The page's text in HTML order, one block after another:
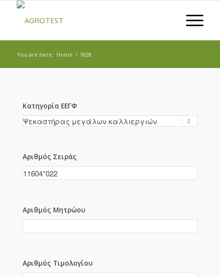
You are here: Home / 1828
Κατηγορία ΕΕΓΦ
Αριθμός Σειράς
Αριθμός Μητρώου
Αριθμός Τιμολογίου